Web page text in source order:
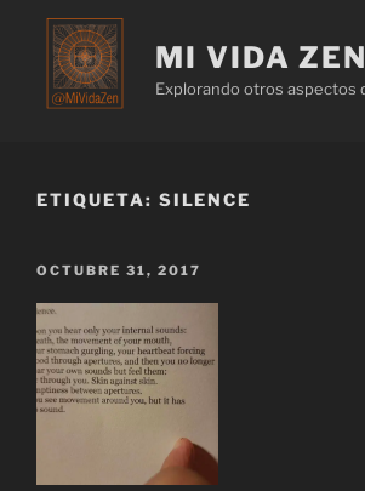
MI VIDA ZEN
Explorando otros aspectos
ETIQUETA: SILENCE
OCTUBRE 31, 2017